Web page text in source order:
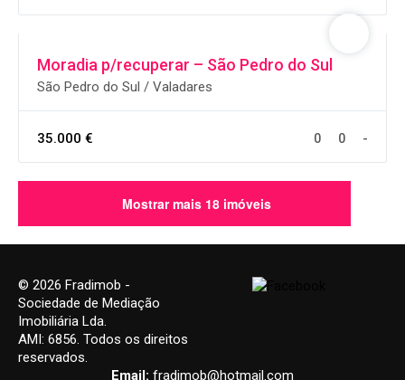
Moradia p/recuperar – São Pedro do Sul
São Pedro do Sul / Valadares
35.000 € -
0
0
Mostrar mais 18 imóveis
© 2026 Fradimob -
Sociedade de Mediação
Imobiliária Lda.
AMI: 6856. Todos os direitos
reservados.
Email: fradimob@hotmail.com